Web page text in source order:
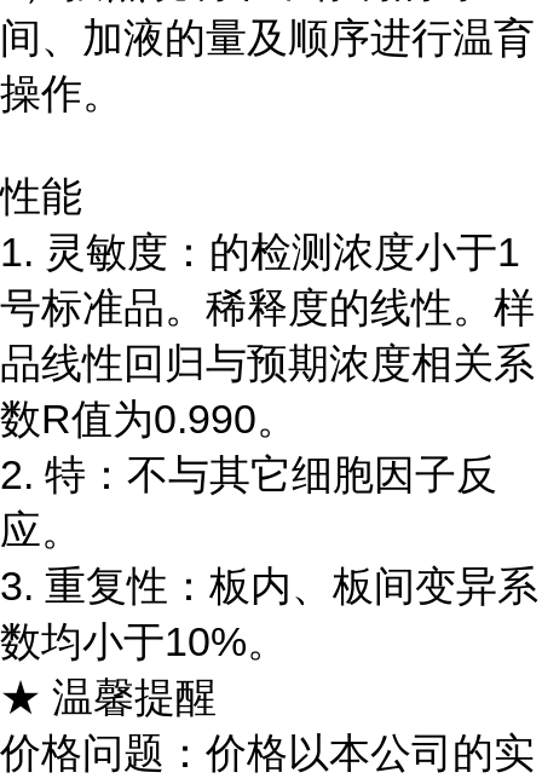
间、加液的量及顺序进行温育
操作。
性能
1. 灵敏度：的检测浓度小于1
号标准品。稀释度的线性。样
品线性回归与预期浓度相关系
数R值为0.990。
2. 特：不与其它细胞因子反
应。
3. 重复性：板内、板间变异系
数均小于10%。
★ 温馨提醒
价格问题：价格以本公司的实